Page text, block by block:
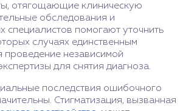
отягощающие клиническую
обследования и
специалистов помогают уточнить
случаях единственным
проведение независимой
для снятия диагноза.
последствия ошибочного
Стигматизация, вызванная